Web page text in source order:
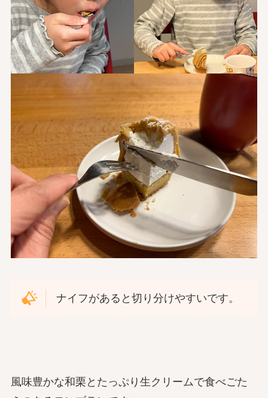
ナイフがあると切り分けやすいです。
風味豊かな和栗とたっぷり生クリームで食べごた